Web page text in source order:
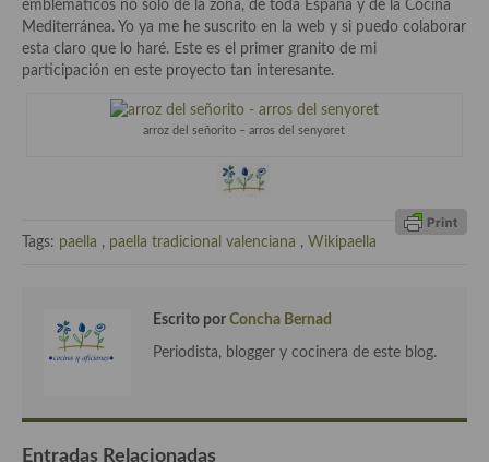
Entrantes y primeros platos
Ensaladas
Pasta
Legumbres y cereales
Huevos
emblemáticos no solo de la zona, de toda España y de la Cocina
Mediterránea. Yo ya me he suscrito en la web y si puedo colaborar
esta claro que lo haré. Este es el primer granito de mi
participación en este proyecto tan interesante.
arroz del señorito – arros del senyoret
Tags: paella , paella tradicional valenciana , Wikipaella
Escrito por Concha Bernad
Periodista, blogger y cocinera de este blog.
Entradas Relacionadas